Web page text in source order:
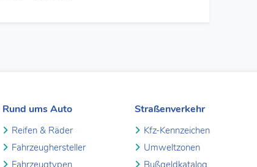
Rund ums Auto
Reifen & Räder
Fahrzeughersteller
Fahrzeugtypen
Straßenverkehr
Kfz-Kennzeichen
Umweltzonen
Bußgeldkatalog